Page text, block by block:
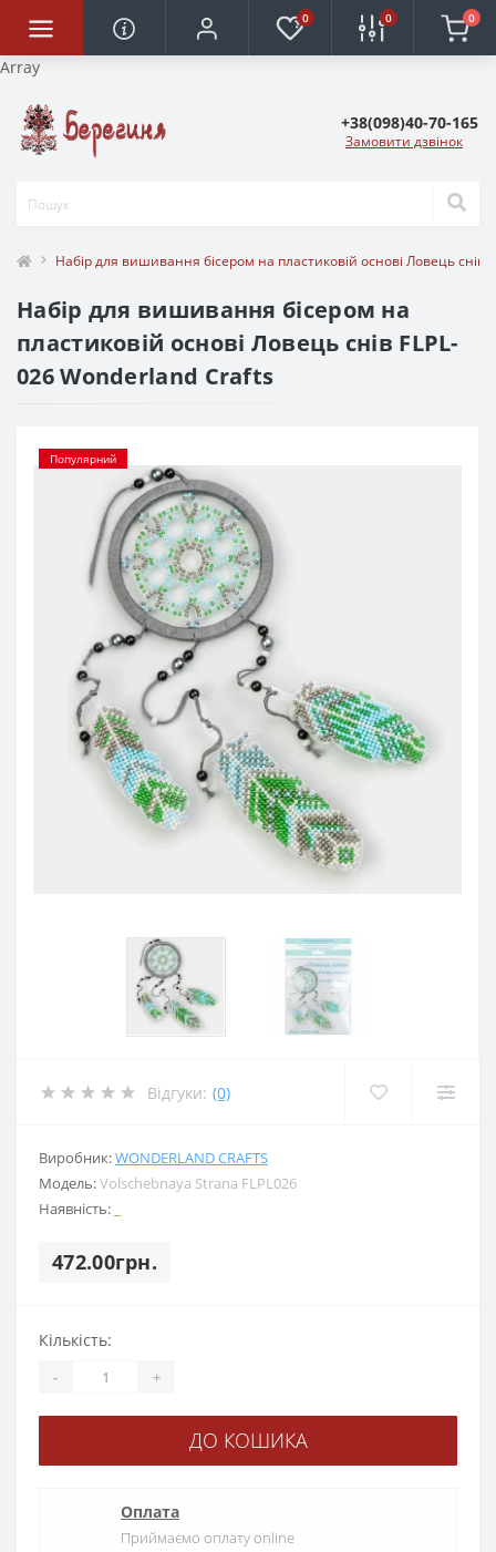
Array
0 0 0
+38(098)40-70-165
Замовити дзвінок
Набір для вишивання бісером на пластиковій основі Ловець снів
Набір для вишивання бісером на
пластиковій основі Ловець снів FLPL-
026 Wonderland Crafts
Популярний
Відгуки: (0)
Виробник:WONDERLAND CRAFTS
Модель:Volschebnaya Strana FLPL026
Наявність:
472.00грн.
Кількість:
- +
ДО КОШИКА
Оплата
Приймаємо оплату online